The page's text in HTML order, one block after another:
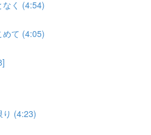
なく (4:54)
めて (4:05)
り (4:23)